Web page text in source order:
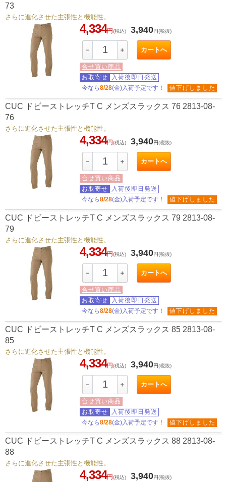
73
さらに進化させた主張性と機能性。
4,334円(税込) 3,940円(税抜)
－ ＋ カートへ
合せ買い商品
お取寄せ
入荷後即日発送
今なら8/28(金)入荷予定です！ 値下げしました
CUC ドビーストレッチT C メンズスラックス 76 2813-08-
76
さらに進化させた主張性と機能性。
4,334円(税込) 3,940円(税抜)
－ ＋ カートへ
合せ買い商品
お取寄せ
入荷後即日発送
今なら8/28(金)入荷予定です！ 値下げしました
CUC ドビーストレッチT C メンズスラックス 79 2813-08-
79
さらに進化させた主張性と機能性。
4,334円(税込) 3,940円(税抜)
－ ＋ カートへ
合せ買い商品
お取寄せ
入荷後即日発送
今なら8/28(金)入荷予定です！ 値下げしました
CUC ドビーストレッチT C メンズスラックス 85 2813-08-
85
さらに進化させた主張性と機能性。
4,334円(税込) 3,940円(税抜)
－ ＋ カートへ
合せ買い商品
お取寄せ
入荷後即日発送
今なら8/28(金)入荷予定です！ 値下げしました
CUC ドビーストレッチT C メンズスラックス 88 2813-08-
88
さらに進化させた主張性と機能性。
4,334円(税込) 3,940円(税抜)